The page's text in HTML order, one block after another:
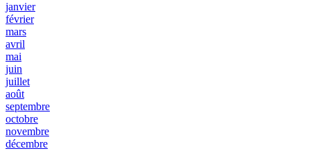
janvier
février
mars
avril
mai
juin
juillet
août
septembre
octobre
novembre
décembre